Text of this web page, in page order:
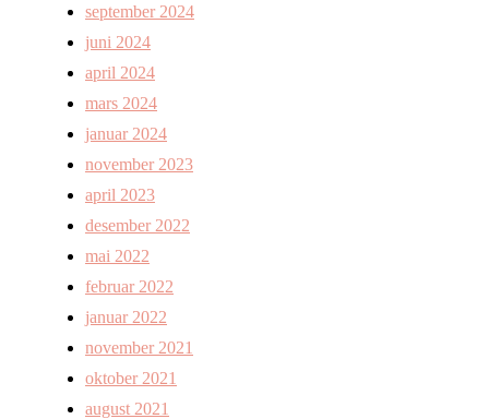
september 2024
juni 2024
april 2024
mars 2024
januar 2024
november 2023
april 2023
desember 2022
mai 2022
februar 2022
januar 2022
november 2021
oktober 2021
august 2021